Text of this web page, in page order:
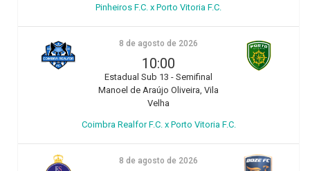
Pinheiros F.C. x Porto Vitoria F.C.
8 de agosto de 2026
10:00
Estadual Sub 13 - Semifinal
Manoel de Araújo Oliveira, Vila
Velha
Coimbra Realfor F.C. x Porto Vitoria F.C.
8 de agosto de 2026